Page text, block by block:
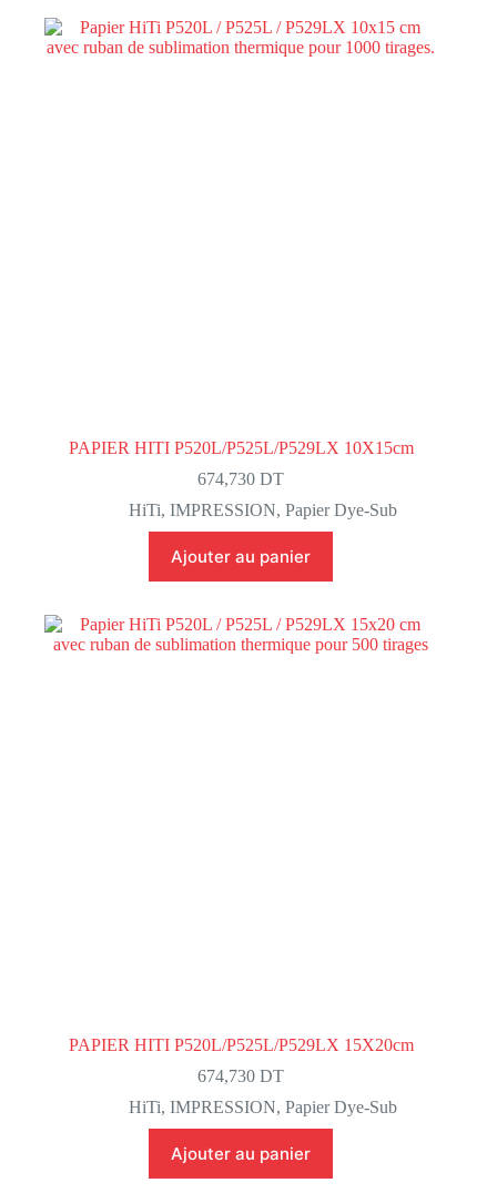
PAPIER HITI P520L/P525L/P529LX 10X15cm
674,730DT
HiTi,IMPRESSION,Papier Dye-Sub
Ajouter au panier
PAPIER HITI P520L/P525L/P529LX 15X20cm
674,730DT
HiTi,IMPRESSION,Papier Dye-Sub
Ajouter au panier